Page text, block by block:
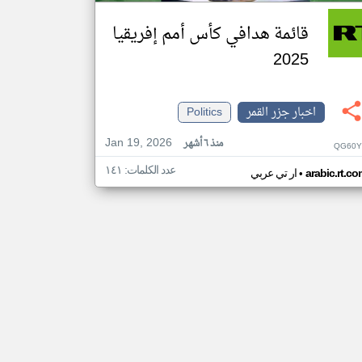
قائمة هدافي كأس أمم إفريقيا
2025
اخبار جزر القمر
Politics
Jan 19, 2026
منذ ٦ أشهر
ار تي عربي• عدد الكلمات: ١٤١